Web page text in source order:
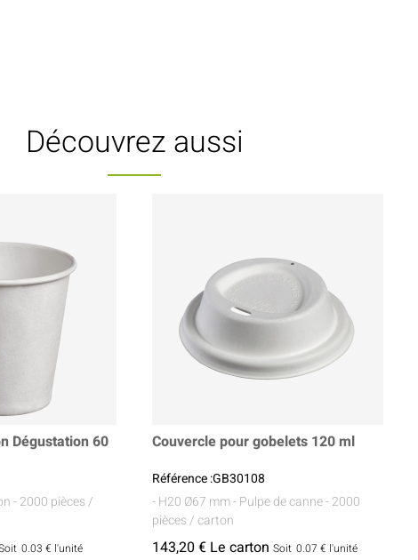
Découvrez aussi
Dégustation 60
- 2000 pièces /
0.03 € l'unité
Couvercle pour gobelets 120 ml
Référence :GB30108
- H20 Ø67 mm- Pulpe de canne- 2000
pièces / carton
143,20 € Le carton Soit 0.07 € l'unité